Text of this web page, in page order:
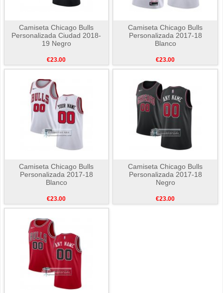
Camiseta Chicago Bulls
Personalizada Ciudad 2018-
19 Negro
€23.00
Camiseta Chicago Bulls
Personalizada 2017-18
Blanco
€23.00
Camiseta Chicago Bulls
Personalizada 2017-18
Blanco
€23.00
Camiseta Chicago Bulls
Personalizada 2017-18
Negro
€23.00